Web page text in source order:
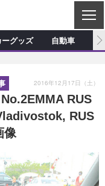
C
L
S
E
ショップ訪問記
デモカー製作記
タマイズ新製品情報
ーグッズ新製品情報
ーグッズ 自動車
RUS
RUS
像
2016年12月17日（土）